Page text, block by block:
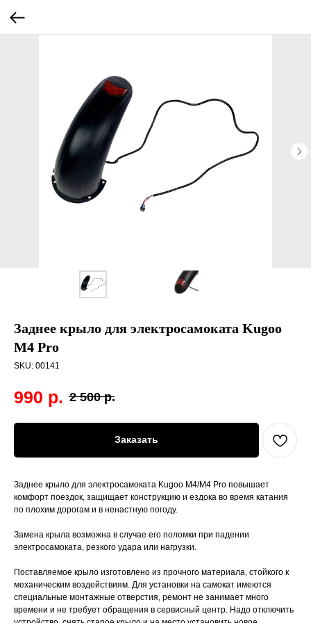
Заднее крыло для электросамоката Kugoo
M4 Pro
SKU: 00141
990 р. 2 500 р.
Заказать
Заднее крыло для электросамоката Kugoo M4/M4 Pro повышает
комфорт поездок, защищает конструкцию и ездока во время катания
по плохим дорогам и в ненастную погоду.
Замена крыла возможна в случае его поломки при падении
электросамоката, резкого удара или нагрузки.
Поставляемое крыло изготовлено из прочного материала, стойкого к
механическим воздействиям. Для установки на самокат имеются
специальные монтажные отверстия, ремонт не занимает много
времени и не требует обращения в сервисный центр. Надо отключить